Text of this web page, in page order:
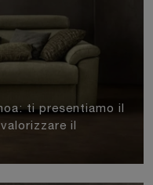
ti presentiamo il
il